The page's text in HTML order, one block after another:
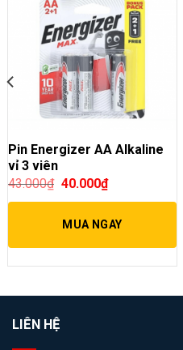
Pin Energizer AA Alkaline
vỉ 3 viên
43.000₫ 40.000₫
MUA NGAY
LIÊN HỆ